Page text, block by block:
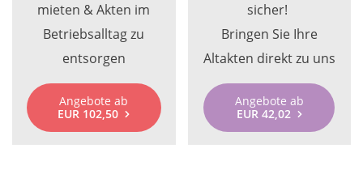
mieten & Akten im
Betriebsalltag zu
entsorgen
Angebote ab
EUR 102,50
sicher!
Bringen Sie Ihre
Altakten direkt zu uns
Angebote ab
EUR 42,02